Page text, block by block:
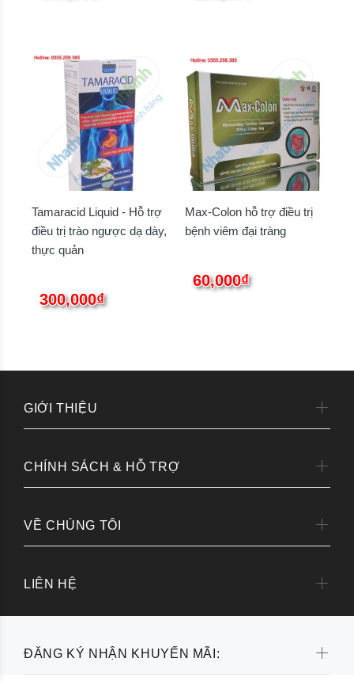
Tamaracid Liquid - Hỗ trợ
điều trị trào ngược dạ dày,
thực quản
300,000₫
Max-Colon hỗ trợ điều trị
bệnh viêm đại tràng
60,000₫
ĐĂNG KÝ NHẬN KHUYẾN MÃI:
GIỚI THIỆU
CHÍNH SÁCH & HỖ TRỢ
VỀ CHÚNG TÔI
LIÊN HỆ